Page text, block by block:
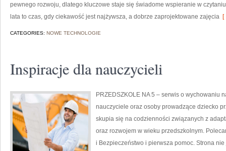
pewnego rozwoju, dlatego kluczowe staje się świadome wspieranie w
lata to czas, gdy ciekawość jest najżywsza, a dobrze zaprojektowane zajęcia [
CATEGORIES: NOWE TECHNOLOGIE
Inspiracje dla nauczycieli
PRZEDSZKOLE NA 5 – serwis o wychowaniu
nauczyciele oraz osoby prowadzące dziecko
skupia się na codzienności związanych z
oraz rozwojem w wieku przedszkolnym.
i Bezpieczeństwo i pierwsza pomoc. Strona